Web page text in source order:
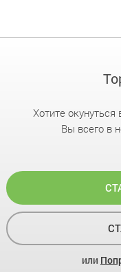
Хотите
Вы всего в
или